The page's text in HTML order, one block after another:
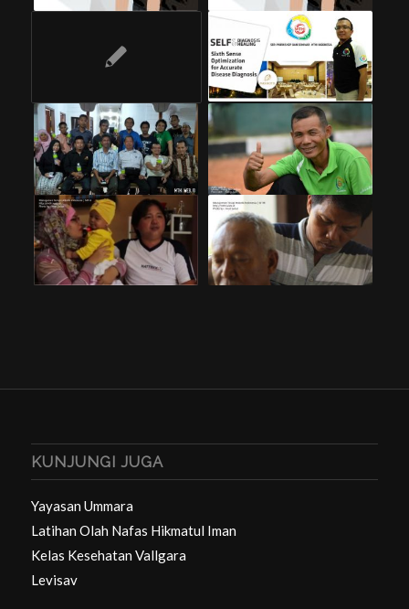
KUNJUNGI JUGA
Yayasan Ummara
Latihan Olah Nafas Hikmatul Iman
Kelas Kesehatan Vallgara
Levisav